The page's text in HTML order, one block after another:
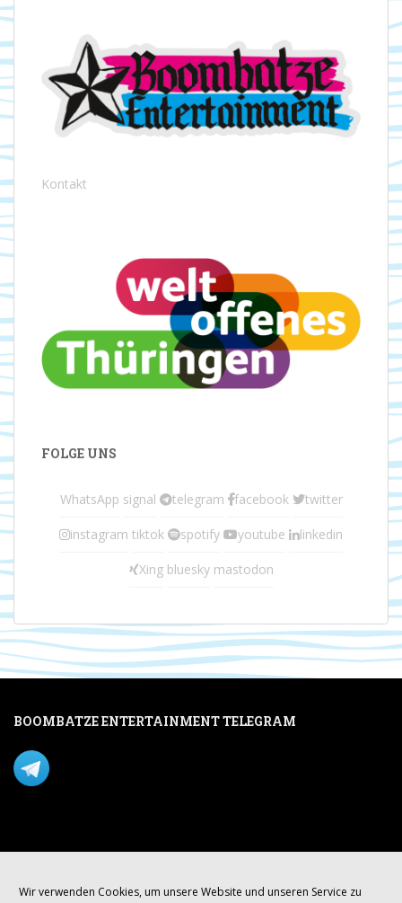
Wir verwenden Cookies, um unsere Website und unseren Service zu
Kontakt
FOLGE UNS
WhatsApp signal telegram facebook twitter
instagram tiktok spotify youtube linkedin
Xing bluesky mastodon
BOOMBATZE ENTERTAINMENT TELEGRAM